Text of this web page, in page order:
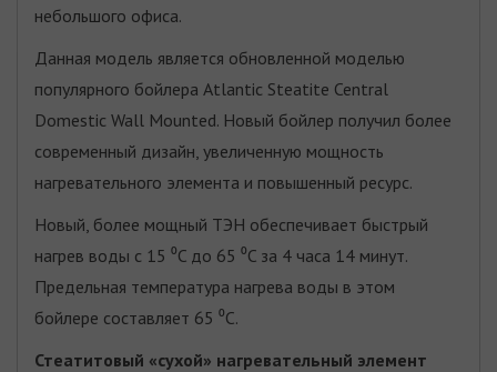
небольшого офиса.
Данная модель является обновленной моделью
популярного бойлера Atlantic Steatite Central
Domestic Wall Mounted. Новый бойлер получил более
современный дизайн, увеличенную мощность
нагревательного элемента и повышенный ресурс.
Новый, более мощный ТЭН обеспечивает быстрый
нагрев воды с 15 ⁰C до 65 ⁰C за 4 часа 14 минут.
Предельная температура нагрева воды в этом
бойлере составляет 65 ⁰C.
Стеатитовый «сухой» нагревательный элемент